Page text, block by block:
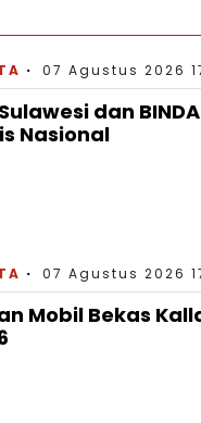
07 Agustus 2026
Sulawesi dan
Nasional
07 Agustus 2026
Mobil Bekas